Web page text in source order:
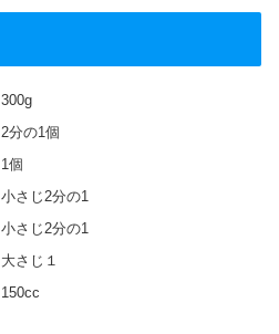
300g
2分の1個
1個
小さじ2分の1
小さじ2分の1
大さじ１
150cc